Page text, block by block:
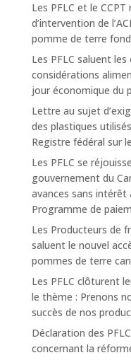
Les PFLC et le
d’intervention de
pomme de terre
Les PFLC saluent
considérations
jour économique du
Lettre au sujet
des plastiques
Registre fédéral sur
Les PFLC se
gouvernement du
avances sans intérêt
Programme de
Les Producteurs de
saluent le nouvel
pommes de terre
Les PFLC clôturent
le thème : Prenons
succès de nos
Déclaration des
concernant la